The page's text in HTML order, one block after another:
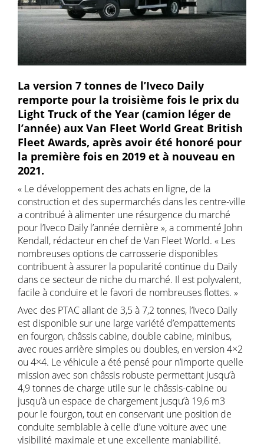
La version 7 tonnes de l’Iveco Daily
remporte pour la troisième fois le prix du
Light Truck of the Year (camion léger de
l’année) aux Van Fleet World Great British
Fleet Awards, après avoir été honoré pour
la première fois en 2019 et à nouveau en
2021.
« Le développement des achats en ligne, de la
construction et des supermarchés dans les centre-ville
a contribué à alimenter une résurgence du marché
pour l’Iveco Daily l’année dernière », a commenté John
Kendall, rédacteur en chef de Van Fleet World. « Les
nombreuses options de carrosserie disponibles
contribuent à assurer la popularité continue du Daily
dans ce secteur de niche du marché. Il est polyvalent,
facile à conduire et le favori de nombreuses flottes. »
Avec des PTAC allant de 3,5 à 7,2 tonnes, l’Iveco Daily
est disponible sur une large variété d’empattements
en fourgon, châssis cabine, double cabine, minibus,
avec roues arrière simples ou doubles, en version 4×2
ou 4×4. Le véhicule a été pensé pour n’importe quelle
mission avec son châssis robuste permettant jusqu’à
4,9 tonnes de charge utile sur le châssis-cabine ou
jusqu’à un espace de chargement jusqu’à 19,6 m3
pour le fourgon, tout en conservant une position de
conduite semblable à celle d’une voiture avec une
visibilité maximale et une excellente maniabilité.